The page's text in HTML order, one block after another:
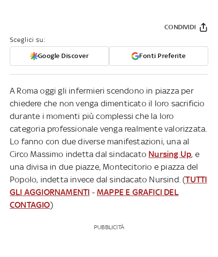
Sceglici su:
Google Discover Fonti Preferite
CONDIVIDI
A Roma oggi gli infermieri scendono in piazza per
chiedere che non venga dimenticato il loro sacrificio
durante i momenti più complessi che la loro
categoria professionale venga realmente valorizzata.
Lo fanno con due diverse manifestazioni, una al
Circo Massimo indetta dal sindacato Nursing Up, e
una divisa in due piazze, Montecitorio e piazza del
Popolo, indetta invece dal sindacato Nursind. (TUTTI
GLI AGGIORNAMENTI -MAPPE E GRAFICI DEL
CONTAGIO)
PUBBLICITÀ